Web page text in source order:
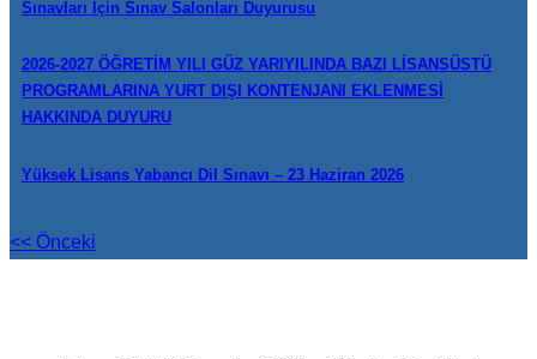
Sınavları İçin Sınav Salonları Duyurusu
2026-2027 ÖĞRETİM YILI GÜZ YARIYILINDA BAZI LİSANSÜSTÜ
PROGRAMLARINA YURT DIŞI KONTENJANI EKLENMESİ
HAKKINDA DUYURU
Yüksek Lisans Yabancı Dil Sınavı – 23 Haziran 2026
<< Önceki